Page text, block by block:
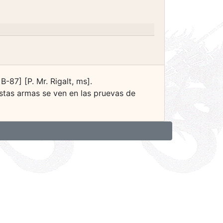
87] [P. Mr. Rigalt, ms].
armas se ven en las pruevas de